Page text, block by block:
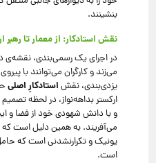
بنشینند.
نقش استادکار: از معمار تا رهبر
در اجرای یک رسمی‌بندی، نقشه‌ی
می‌زند و کارگران می‌توانند با
یزدی‌بندی، نقش استادکارِ اصلی
ارکستر بداهه‌نواز، در لحظه
و با دانش شهودی خود از فضا و
می‌آفریند. به همین دلیل است که
یونیک و تکرارنشدنی است که
است.